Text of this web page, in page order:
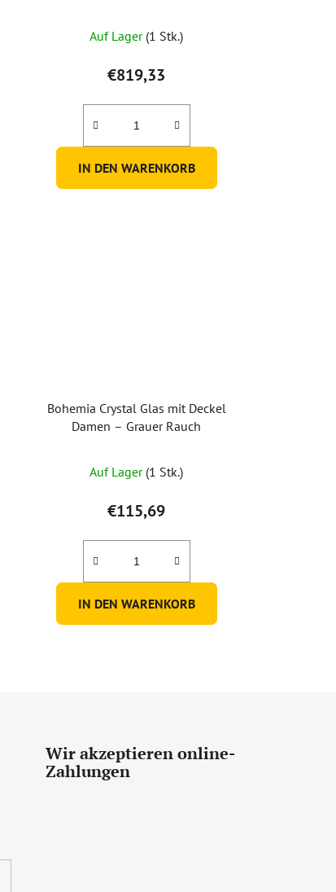
Auf Lager (1 Stk.)
€819,33
IN DEN WARENKORB
Bohemia Crystal Glas mit Deckel
Damen – Grauer Rauch
Auf Lager (1 Stk.)
€115,69
IN DEN WARENKORB
Wir akzeptieren online-
Zahlungen